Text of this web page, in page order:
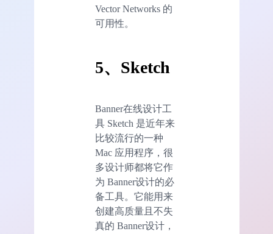
Vector Networks 的
可用性。
5、Sketch
Banner在线设计工
具 Sketch 是近年来
比较流行的一种
Mac 应用程序，很
多设计师都将它作
为 Banner设计的必
备工具。它能用来
创建高质量且不失
真的 Banner设计，